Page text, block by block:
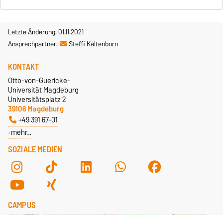
Letzte Änderung: 01.11.2021
Ansprechpartner:
Steffi Kaltenborn
SOZIALE MEDIEN
KONTAKT
Otto-von-Guericke-
Universität Magdeburg
Universitätsplatz 2
39106 Magdeburg
+49 391 67-01
mehr…
CAMPUS